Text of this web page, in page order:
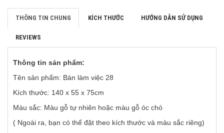
THÔNG TIN CHUNG KÍCH THƯỚC HƯỚNG DẪN SỬ DỤNG
REVIEWS
Thông tin sản phẩm:
Tên sản phẩm: Bàn làm việc 28
Kích thước: 140 x 55 x 75cm
Màu sắc: Màu gỗ tự nhiên hoặc màu gỗ óc chó
( Ngoài ra, bạn có thể đặt theo kích thước và màu sắc riêng)